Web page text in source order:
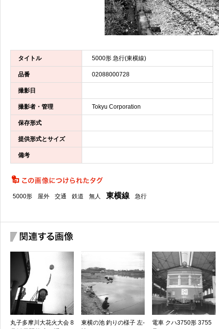
タイトル 5000形 急行(東横線)
品番 02088000728
撮影日
撮影者・管理 Tokyu Corporation
保存形式
提供形式とサイズ
備考
5000形 屋外 交通 鉄道 無人 東横線 急行
丸子多摩川大花火大会 8
東横の池 釣りの様子 左-
電車 クハ3750形 3755